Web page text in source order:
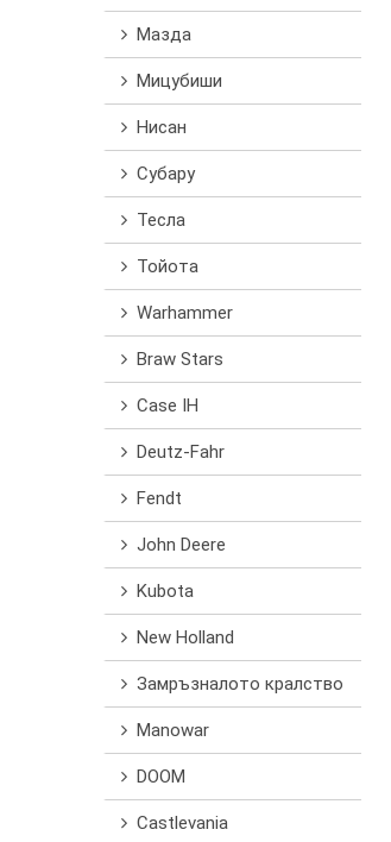
Мазда
Мицубиши
Нисан
Субару
Тесла
Тойота
Warhammer
Braw Stars
Case IH
Deutz-Fahr
Fendt
John Deere
Kubota
New Holland
Замръзналото кралство
Manowar
DOOM
Castlevania